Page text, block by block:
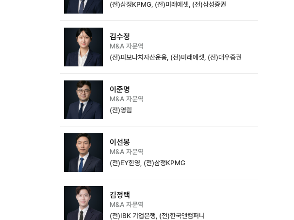
(전)삼정KPMG, (전)미래에셋, (전)삼성증권
김수정
M&A 자문역
(전)피보나치자산운용, (전)미래에셋, (전)대우증권
이준명
M&A 자문역
(전)영림
이선봉
M&A 자문역
(전)EY한영, (전)삼정KPMG
김정택
M&A 자문역
(전)IBK 기업은행, (전)한국앤컴퍼니